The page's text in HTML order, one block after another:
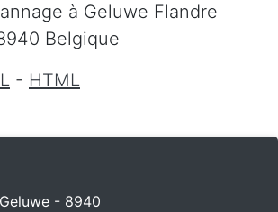
à Geluwe Flandre
Belgique
- HTML
- 8940